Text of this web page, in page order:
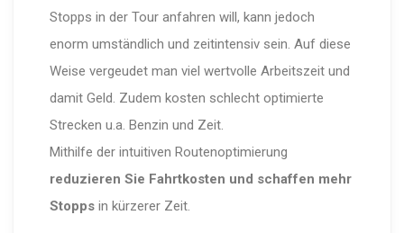
Stopps in der Tour anfahren will, kann jedoch
enorm umständlich und zeitintensiv sein. Auf diese
Weise vergeudet man viel wertvolle Arbeitszeit und
damit Geld. Zudem kosten schlecht optimierte
Strecken u.a. Benzin und Zeit.
Mithilfe der intuitiven Routenoptimierung
reduzieren Sie Fahrtkosten und schaffen mehr
Stoppsin kürzerer Zeit.